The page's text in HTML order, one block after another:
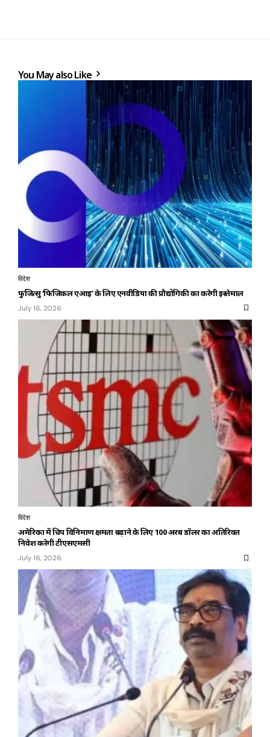
You May also Like
विदेश
फुजित्सु ‘फिजिकल एआई’ के लिए एनवीडिया की प्रौद्योगिकी का करेगी इस्तेमाल
July 16, 2026
विदेश
अमेरिका में चिप विनिर्माण क्षमता बढ़ाने के लिए 100 अरब डॉलर का अतिरिक्त
निवेश करेगी टीएसएमसी
July 16, 2026